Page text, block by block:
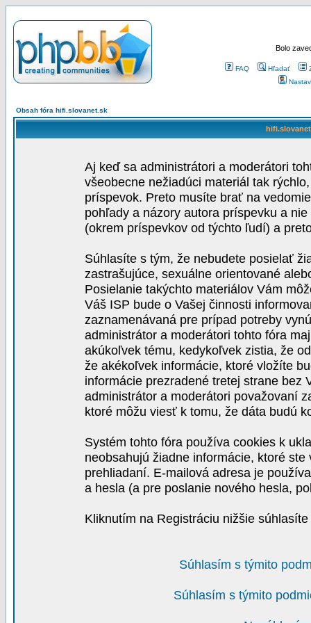
Bolo
FAQ Hľadať
Obsah fóra hifi.slovanet.sk
Aj keď sa administrátori a moderátori
všeobecne nežiadúci materiál tak
príspevok. Preto musíte brať na
pohľady a názory autora príspevku a
(okrem príspevkov od týchto ľudí) a
Súhlasíte s tým, že nebudete posielať
zastrašujúce, sexuálne orientované
Posielanie takýchto materiálov Vám
Váš ISP bude o Vašej činnosti
zaznamenávaná pre prípad potreby
administrátor a moderátori tohto fóra
akúkoľvek tému, kedykoľvek zistia, že
že akékoľvek informácie, ktoré vložíte
informácie prezradené tretej strane bez
administrátor a moderátori považovaní
ktoré môžu viesť k tomu, že dáta budú
Systém tohto fóra používa cookies k
neobsahujú žiadne informácie, ktoré
prehliadaní. E-mailová adresa je
a hesla (a pre poslanie nového hesla,
Kliknutím na Registráciu nižšie
Súhlasím s týmito
Súhlasím s týmito